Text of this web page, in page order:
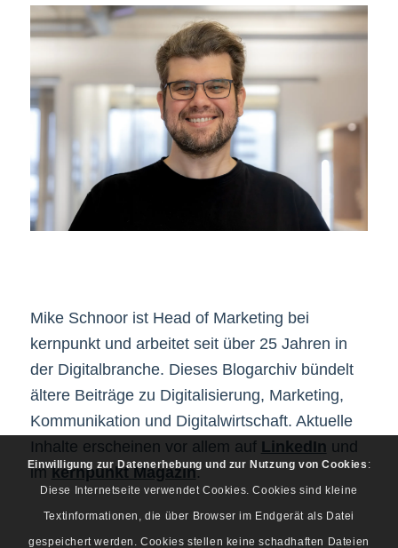
Mike Schnoor ist Head of Marketing bei
kernpunkt und arbeitet seit über 25 Jahren in
der Digitalbranche. Dieses Blogarchiv bündelt
ältere Beiträge zu Digitalisierung, Marketing,
Kommunikation und Digitalwirtschaft. Aktuelle
Inhalte erscheinen vor allem auf LinkedIn und
imkernpunkt Magazin.
Einwilligung zur Datenerhebung und zur Nutzung von Cookies :
Diese Internetseite verwendet Cookies. Cookies sind kleine
Textinformationen, die über Browser im Endgerät als Datei
gespeichert werden. Cookies stellen keine schadhaften Dateien